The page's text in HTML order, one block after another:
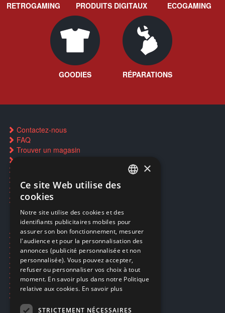
RETROGAMING PRODUITS DIGITAUX ECOGAMING
GOODIES RÉPARATIONS
Contactez-nous
FAQ
Trouver un magasin
Restauration CD griffés
Réparations & SAV
Smartpoints
Ecogaming
Expédition & retours
Confidentialité
Conditions générales
EA Sport UFC 6
Call of Duty: Modern Warfare 4
Rachat et revente de jeux en cash
ENGLISH
×
Ce site Web utilise des
cookies
Notre site utilise des cookies et des
identifiants publicitaires mobiles pour
assurer son bon fonctionnement, mesurer
l'audience et pour la personnalisation des
annonces (publicité personnalisée et non
personnalisée). Vous pouvez accepter,
refuser ou personnaliser vos choix à tout
moment. En savoir plus dans notre Politique
relative aux cookies. En savoir plus
STRICTEMENT NÉCESSAIRES